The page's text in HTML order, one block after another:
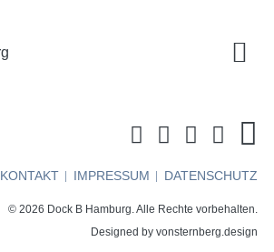
KONTAKT IMPRESSUM DATENSCHUTZ
© 2026 Dock B Hamburg. Alle Rechte vorbehalten.
Designed by vonsternberg.design